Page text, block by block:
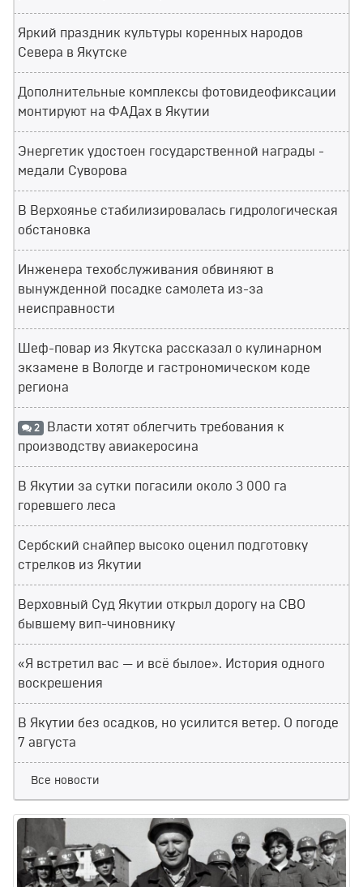
Яркий праздник культуры коренных народов
Севера в Якутске
Дополнительные комплексы фотовидеофиксации
монтируют на ФАДах в Якутии
Энергетик удостоен государственной награды -
медали Суворова
В Верхоянье стабилизировалась гидрологическая
обстановка
Инженера техобслуживания обвиняют в
вынужденной посадке самолета из-за
неисправности
Шеф-повар из Якутска рассказал о кулинарном
экзамене в Вологде и гастрономическом коде
региона
2 Власти хотят облегчить требования к
производству авиакеросина
В Якутии за сутки погасили около 3 000 га
горевшего леса
Сербский снайпер высоко оценил подготовку
стрелков из Якутии
Верховный Суд Якутии открыл дорогу на СВО
бывшему вип-чиновнику
«Я встретил вас — и всё былое». История одного
воскрешения
В Якутии без осадков, но усилится ветер. О погоде
7 августа
Все новости